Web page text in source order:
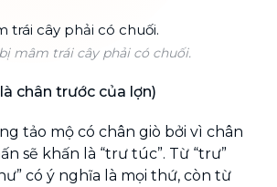
mâm trái cây phải có chuối.
chân trước của lợn)
tảo mộ có chân giò bởi vì chân
sẽ khấn là “trư túc”. Từ “trư”
có ý nghĩa là mọi thứ, còn từ